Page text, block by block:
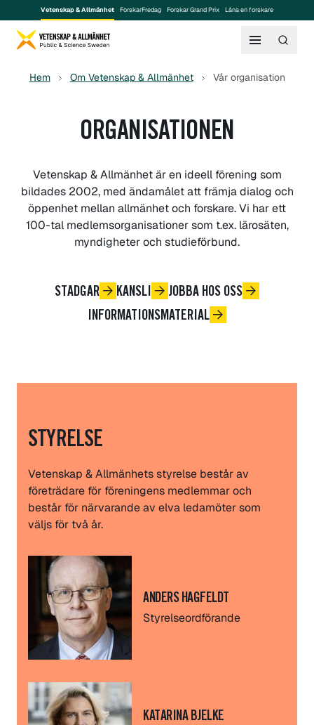
Vetenskap & Allmänhet ForskarFredag Forskar Grand Prix Låna en forskare
Hem Om Vetenskap & Allmänhet Vår organisation
ORGANISATIONEN
Vetenskap & Allmänhet är en ideell förening som
bildades 2002, med ändamålet att främja dialog och
öppenhet mellan allmänhet och forskare. Vi har ett
100-tal medlemsorganisationer som t.ex. lärosäten,
myndigheter och studieförbund.
STADGAR KANSLI
JOBBA HOS OSS
INFORMATIONSMATERIAL
STYRELSE
Vetenskap & Allmänhets styrelse består av
företrädare för föreningens medlemmar och
består för närvarande av elva ledamöter som
väljs för två år.
ANDERS HAGFELDT
Styrelseordförande
KATARINA BJELKE